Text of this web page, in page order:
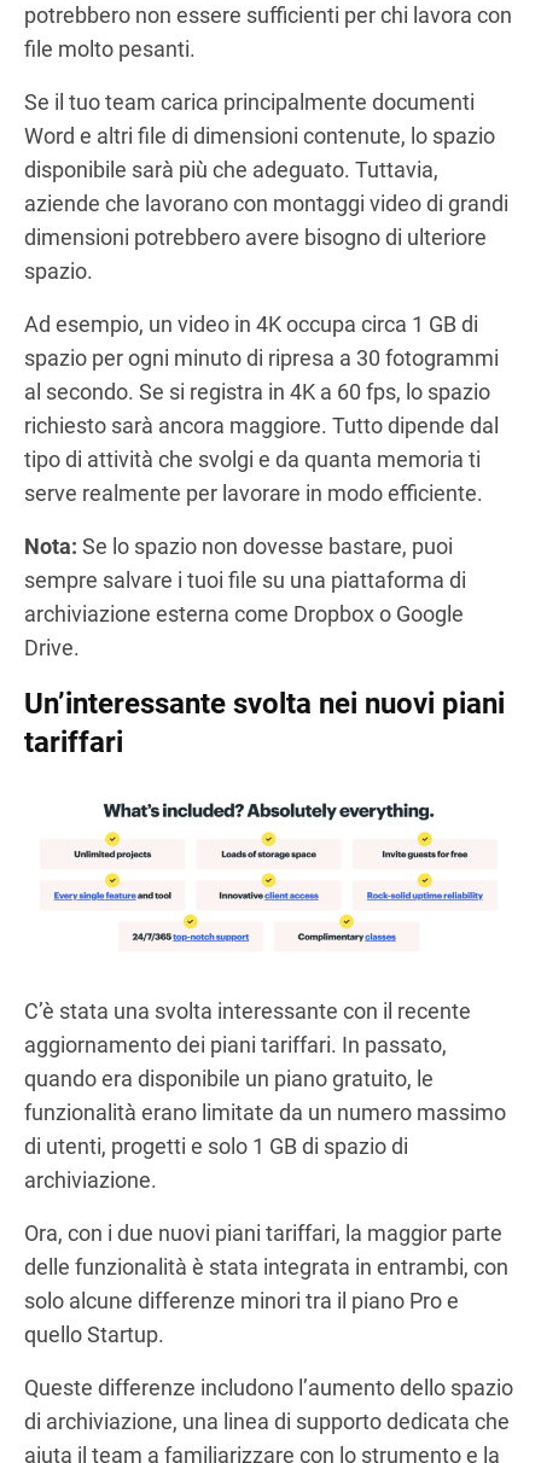
potrebbero non essere sufficienti per chi lavora con
file molto pesanti.
Se il tuo team carica principalmente documenti
Word e altri file di dimensioni contenute, lo spazio
disponibile sarà più che adeguato. Tuttavia,
aziende che lavorano con montaggi video di grandi
dimensioni potrebbero avere bisogno di ulteriore
spazio.
Ad esempio, un video in 4K occupa circa 1 GB di
spazio per ogni minuto di ripresa a 30 fotogrammi
al secondo. Se si registra in 4K a 60 fps, lo spazio
richiesto sarà ancora maggiore. Tutto dipende dal
tipo di attività che svolgi e da quanta memoria ti
serve realmente per lavorare in modo efficiente.
Nota: Se lo spazio non dovesse bastare, puoi
sempre salvare i tuoi file su una piattaforma di
archiviazione esterna come Dropbox o Google
Drive.
Un’interessante svolta nei nuovi piani
tariffari
C’è stata una svolta interessante con il recente
aggiornamento dei piani tariffari. In passato,
quando era disponibile un piano gratuito, le
funzionalità erano limitate da un numero massimo
di utenti, progetti e solo 1 GB di spazio di
archiviazione.
Ora, con i due nuovi piani tariffari, la maggior parte
delle funzionalità è stata integrata in entrambi, con
solo alcune differenze minori tra il piano Pro e
quello Startup.
Queste differenze includono l’aumento dello spazio
di archiviazione, una linea di supporto dedicata che
aiuta il team a familiarizzare con lo strumento e la